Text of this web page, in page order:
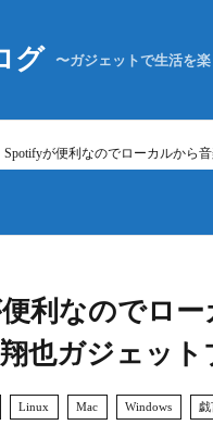
グ 〜ガジェットで生活を
Spotifyが便利なのでローカルから
利なのでロ
也ガジェット
Linux Mac Windows 戯